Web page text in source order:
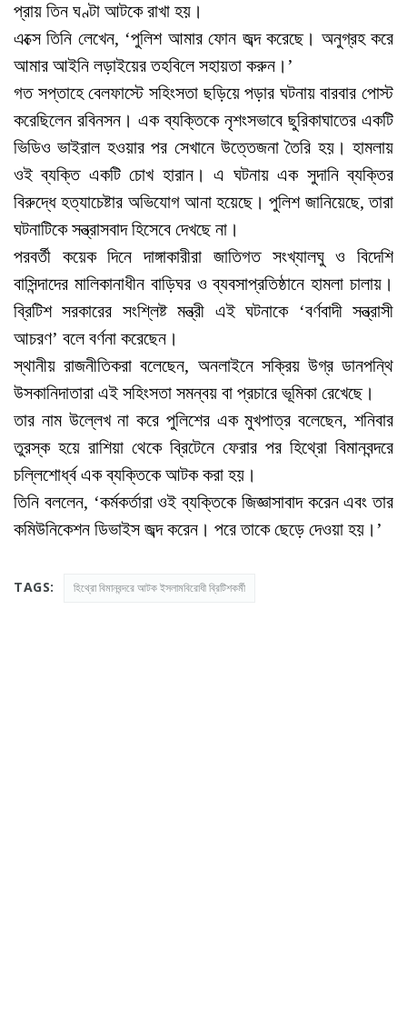
প্রায় তিন ঘণ্টা আটকে রাখা হয়।
এক্সে তিনি লেখেন, ‘পুলিশ আমার ফোন জব্দ করেছে। অনুগ্রহ করে
আমার আইনি লড়াইয়ের তহবিলে সহায়তা করুন।’
গত সপ্তাহে বেলফাস্টে সহিংসতা ছড়িয়ে পড়ার ঘটনায় বারবার পোস্ট
করেছিলেন রবিনসন। এক ব্যক্তিকে নৃশংসভাবে ছুরিকাঘাতের একটি
ভিডিও ভাইরাল হওয়ার পর সেখানে উত্তেজনা তৈরি হয়। হামলায়
ওই ব্যক্তি একটি চোখ হারান। এ ঘটনায় এক সুদানি ব্যক্তির
বিরুদ্ধে হত্যাচেষ্টার অভিযোগ আনা হয়েছে। পুলিশ জানিয়েছে, তারা
ঘটনাটিকে সন্ত্রাসবাদ হিসেবে দেখছে না।
পরবর্তী কয়েক দিনে দাঙ্গাকারীরা জাতিগত সংখ্যালঘু ও বিদেশি
বাসিন্দাদের মালিকানাধীন বাড়িঘর ও ব্যবসাপ্রতিষ্ঠানে হামলা চালায়।
ব্রিটিশ সরকারের সংশ্লিষ্ট মন্ত্রী এই ঘটনাকে ‘বর্ণবাদী সন্ত্রাসী
আচরণ’ বলে বর্ণনা করেছেন।
স্থানীয় রাজনীতিকরা বলেছেন, অনলাইনে সক্রিয় উগ্র ডানপন্থি
উসকানিদাতারা এই সহিংসতা সমন্বয় বা প্রচারে ভূমিকা রেখেছে।
তার নাম উল্লেখ না করে পুলিশের এক মুখপাত্র বলেছেন, শনিবার
তুরস্ক হয়ে রাশিয়া থেকে ব্রিটেনে ফেরার পর হিথ্রো বিমানবন্দরে
চল্লিশোর্ধ্ব এক ব্যক্তিকে আটক করা হয়।
তিনি বললেন, ‘কর্মকর্তারা ওই ব্যক্তিকে জিজ্ঞাসাবাদ করেন এবং তার
কমিউনিকেশন ডিভাইস জব্দ করেন। পরে তাকে ছেড়ে দেওয়া হয়।’
TAGS: হিথ্রো বিমানবন্দরে আটক ইসলামবিরোধী ব্রিটিশকর্মী